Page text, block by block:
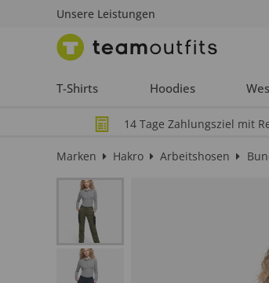
Unsere Leistungen
T-Shirts Hoodies
14 Tage Zahlungsziel mit
Marken Hakro Arbeitshosen